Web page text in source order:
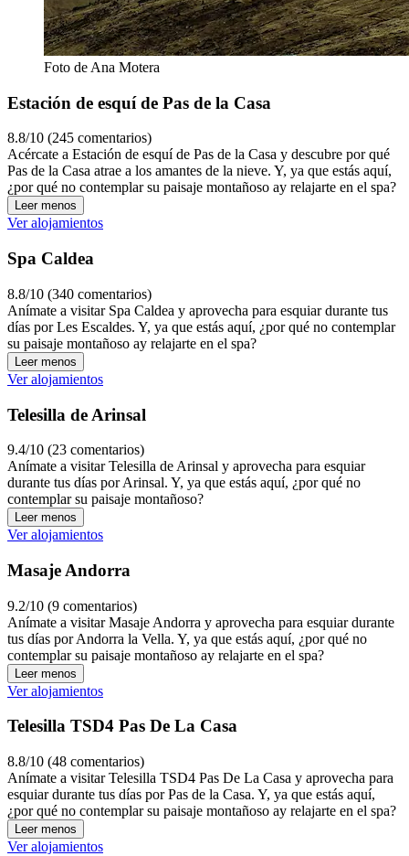
Foto de Ana Motera
Estación de esquí de Pas de la Casa
8.8/10 (245 comentarios)
Acércate a Estación de esquí de Pas de la Casa y descubre por qué
Pas de la Casa atrae a los amantes de la nieve. Y, ya que estás aquí,
¿por qué no contemplar su paisaje montañoso ay relajarte en el spa?
Leer menos
Ver alojamientos
Spa Caldea
8.8/10 (340 comentarios)
Anímate a visitar Spa Caldea y aprovecha para esquiar durante tus
días por Les Escaldes. Y, ya que estás aquí, ¿por qué no contemplar
su paisaje montañoso ay relajarte en el spa?
Leer menos
Ver alojamientos
Telesilla de Arinsal
9.4/10 (23 comentarios)
Anímate a visitar Telesilla de Arinsal y aprovecha para esquiar
durante tus días por Arinsal. Y, ya que estás aquí, ¿por qué no
contemplar su paisaje montañoso?
Leer menos
Ver alojamientos
Masaje Andorra
9.2/10 (9 comentarios)
Anímate a visitar Masaje Andorra y aprovecha para esquiar durante
tus días por Andorra la Vella. Y, ya que estás aquí, ¿por qué no
contemplar su paisaje montañoso ay relajarte en el spa?
Leer menos
Ver alojamientos
Telesilla TSD4 Pas De La Casa
8.8/10 (48 comentarios)
Anímate a visitar Telesilla TSD4 Pas De La Casa y aprovecha para
esquiar durante tus días por Pas de la Casa. Y, ya que estás aquí,
¿por qué no contemplar su paisaje montañoso ay relajarte en el spa?
Leer menos
Ver alojamientos